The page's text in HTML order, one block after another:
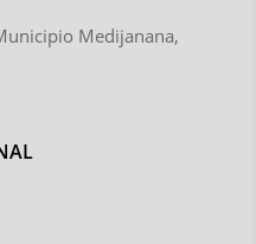
Medijanana,